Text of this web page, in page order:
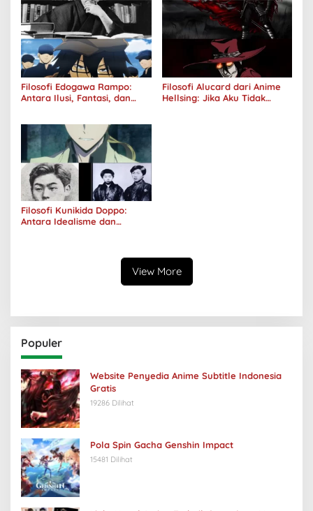
Filosofi Edogawa Rampo:
Antara Ilusi, Fantasi, dan
Filosofi Alucard dari Anime
Hellsing: Jika Aku Tidak
Filosofi Kunikida Doppo:
Antara Idealisme dan
View More
Populer
Website Penyedia Anime Subtitle Indonesia
Gratis
19286 Dilihat
Pola Spin Gacha Genshin Impact
15481 Dilihat